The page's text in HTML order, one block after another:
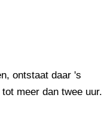
ontstaat daar 's
meer dan twee uur.